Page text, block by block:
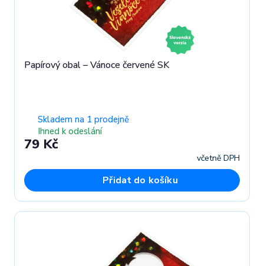
Papírový obal – Vánoce červené SK
Skladem na 1 prodejně
Ihned k odeslání
79 Kč
včetně DPH
Přidat do košíku